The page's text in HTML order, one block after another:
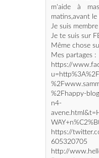
Je te suis sur
Même chose
Mes partages :
https://
u=http%3A%2F
%2Fhappy-
n4-
https://
605320705
http://
Bonne journée.
Lucie